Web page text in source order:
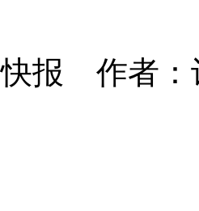
快报 作者